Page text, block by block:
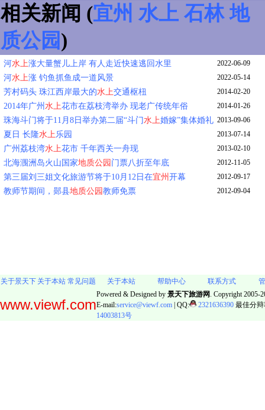
相关新闻 (宜州 水上 石林 地
质公园)
河水上涨大量蟹儿上岸 有人走近快速逃回水里 2022-06-09
河水上涨 钓鱼抓鱼成一道风景 2022-05-14
芳村码头 珠江西岸最大的水上交通枢杻 2014-02-20
2014年广州 水上花市在荔枝湾举办 现老广传统年俗 2014-01-26
珠海斗门将于11月8日举办第二届“斗门水上婚嫁”集体婚礼 2013-09-06
夏日 长隆水上乐园 2013-07-14
广州荔枝湾水上花市 千年西关一舟现 2013-02-10
北海涠洲岛火山国家地质公园 门票八折至年底 2012-11-05
第三届刘三姐文化旅游节将于10月12日在宜州 开幕 2012-09-17
教师节期间，郧县地质公园 教师免票 2012-09-04
关于景天下 关于本站 常见问题 关于本站 帮助中心 联系方式
www.viewf.com
Powered & Designed by 景天下旅游网 . Copyright 2005-
E-mail:service@viewf.com | QQ: 2321636390 最佳分
14003813号